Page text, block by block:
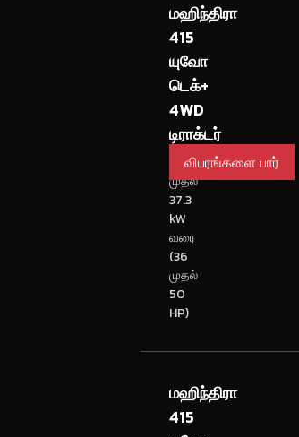
மஹிந்திரா
415
யுவோ
டெக்+
4WD
டிராக்டர்
26.5
முதல்
37.3
kW
வரை
(36
முதல்
50
HP)
விபரங்களை
பார்
மஹிந்திரா
415